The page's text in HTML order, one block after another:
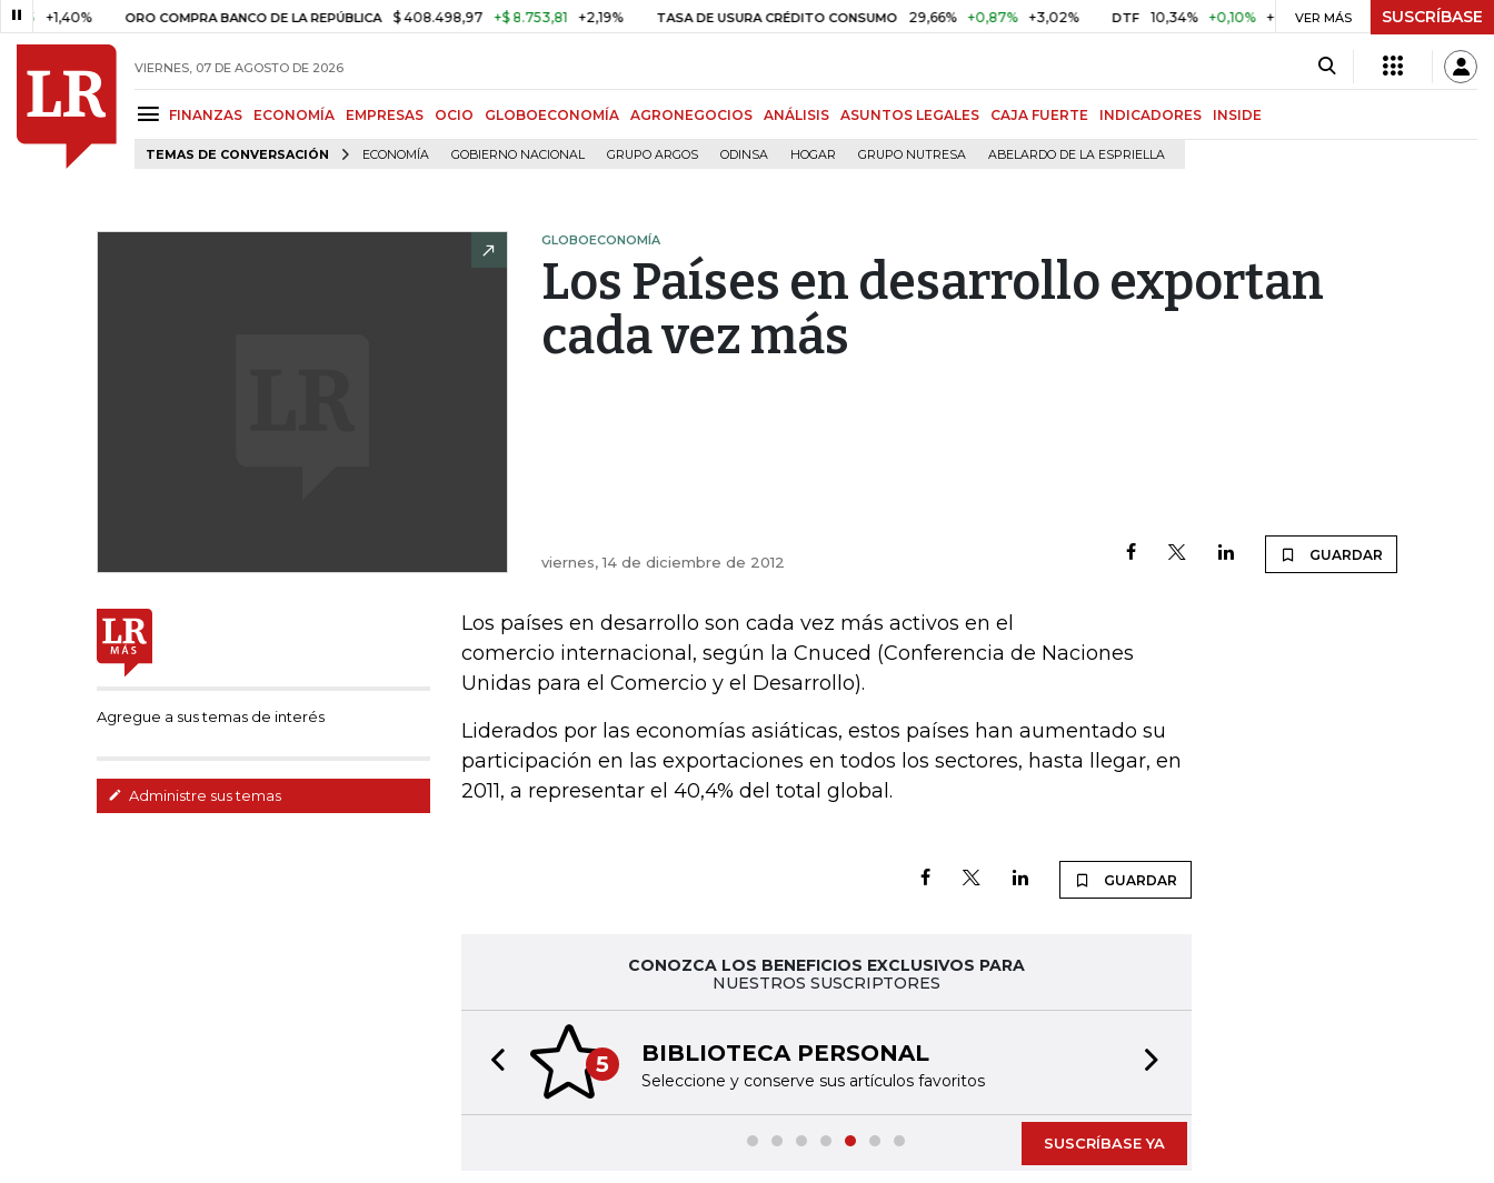
+1,40% ORO COMPRA BANCO DE LA REPÚBLICA $ 408.498,97 +$ 8.753,81 +2,19% TASA DE USURA CRÉDITO CONSUMO 29,66% +0,87% +3,02% DTF 10,34% +0,10% +0,98% UVR $ 416,91 +$ 0,05
VER MÁS SUSCRÍBASE
VIERNES, 07 DE AGOSTO DE 2026
FINANZAS ECONOMÍA EMPRESAS OCIO GLOBOECONOMÍA AGRONEGOCIOS ANÁLISIS ASUNTOS LEGALES CAJA FUERTE INDICADORES INSIDE
TEMAS DE CONVERSACIÓN ECONOMÍA GOBIERNO NACIONAL GRUPO ARGOS ODINSA HOGAR GRUPO NUTRESA ABELARDO DE LA ESPRIELLA
GLOBOECONOMÍA
Los Países en desarrollo exportan
cada vez más
viernes, 14 de diciembre de 2012 GUARDAR
Agregue a sus temas de interés
Administre sus temas
Los países en desarrollo son cada vez más activos en el
comercio internacional, según la Cnuced (Conferencia de Naciones
Unidas para el Comercio y el Desarrollo).
Liderados por las economías asiáticas, estos países han aumentado su
participación en las exportaciones en todos los sectores, hasta llegar, en
2011, a representar el 40,4% del total global.
GUARDAR
CONOZCA LOS BENEFICIOS EXCLUSIVOS PARA
NUESTROS SUSCRIPTORES
5 BIBLIOTECA PERSONAL
Seleccione y conserve sus artículos favoritos
Previous slide
SUSCRÍBASE YA